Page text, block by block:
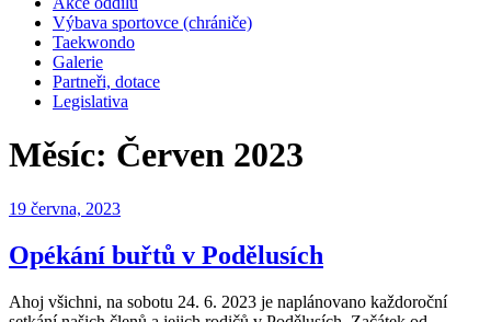
Výbava sportovce (chrániče)
Taekwondo
Galerie
Partneři, dotace
Legislativa
Měsíc: Červen 2023
Publikováno
19 června, 2023
Opékání buřtů v Podělusích
Ahoj všichni, na sobotu 24. 6. 2023 je naplánovano každoroční